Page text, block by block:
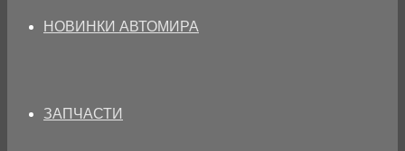
НОВИНКИ АВТОМИРА
ЗАПЧАСТИ